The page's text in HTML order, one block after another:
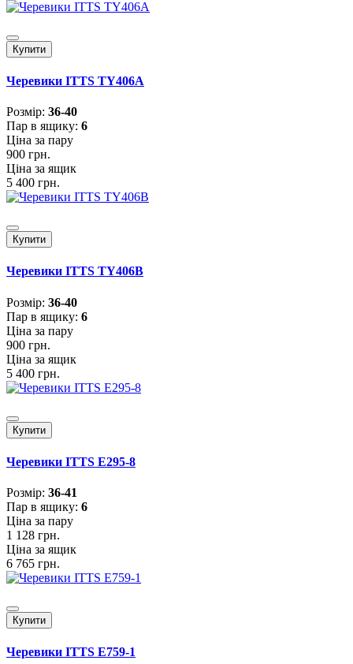
Купити
Черевики ITTS TY406A
Розмiр: 36-40
Пар в ящику: 6
Ціна за пару
900 грн.
Ціна за ящик
5 400 грн.
Купити
Черевики ITTS TY406B
Розмiр: 36-40
Пар в ящику: 6
Ціна за пару
900 грн.
Ціна за ящик
5 400 грн.
Купити
Черевики ITTS E295-8
Розмiр: 36-41
Пар в ящику: 6
Ціна за пару
1 128 грн.
Ціна за ящик
6 765 грн.
Купити
Черевики ITTS E759-1